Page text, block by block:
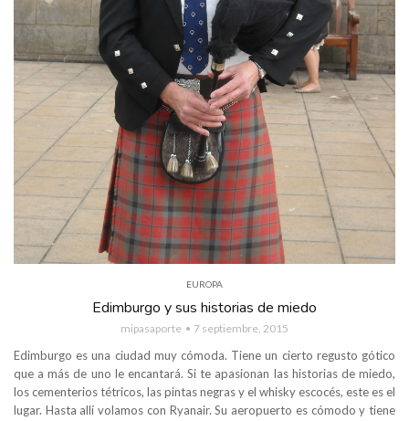
EUROPA
Edimburgo y sus historias de miedo
mipasaporte 7 septiembre, 2015
Edimburgo es una ciudad muy cómoda. Tiene un cierto regusto gótico
que a más de uno le encantará. Si te apasionan las historias de miedo,
los cementerios tétricos, las pintas negras y el whisky escocés, este es el
lugar. Hasta allí volamos con Ryanair. Su aeropuerto es cómodo y tiene